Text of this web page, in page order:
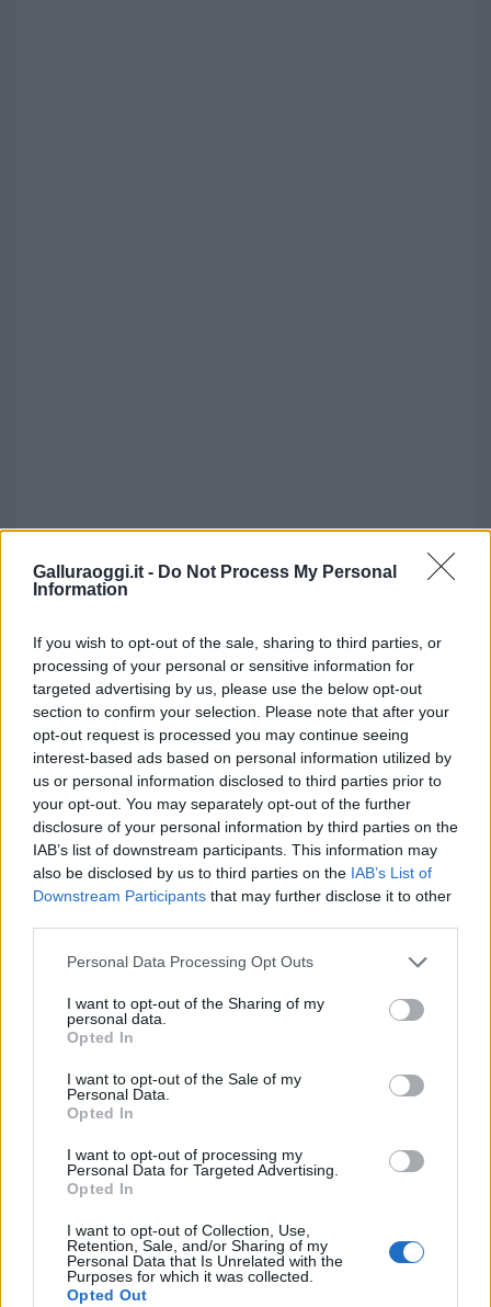
Galluraoggi.it - Do Not Process My Personal
Information
If you wish to opt-out of the sale, sharing to third parties, or
processing of your personal or sensitive information for
targeted advertising by us, please use the below opt-out
section to confirm your selection. Please note that after your
opt-out request is processed you may continue seeing
interest-based ads based on personal information utilized by
us or personal information disclosed to third parties prior to
your opt-out. You may separately opt-out of the further
disclosure of your personal information by third parties on the
IAB’s list of downstream participants. This information may
also be disclosed by us to third parties on the IAB’s List of
Downstream Participants that may further disclose it to other
Please note that this website/app uses one or more Google
not limited to your visit or usage behaviour. You may click to
grant or deny consent to Google and its third-party tags to
use your data for below specified purposes in below Google
consent section.
Personal Data Processing Opt Outs
I want to opt-out of the Sharing of my
personal data.
Opted In
I want to opt-out of the Sale of my
Personal Data.
Opted In
I want to opt-out of processing my
Personal Data for Targeted Advertising.
Opted In
I want to opt-out of Collection, Use,
Retention, Sale, and/or Sharing of my
Personal Data that Is Unrelated with the
Purposes for which it was collected.
Opted Out
Vuoi rimuovere le pubblicità nazionali?
Puoi abbonarti asoli € 1,10 al mese
cliccandoqui
Sei già abbonato?
sezione Logindal menù del sito o
cliccandoqui
TEMI: Andrea Tomei
Gabriele Dongu
Maurizio Spano
Olbia Rugby Passione Sportiva
Roberto Palomba
Rugby Giovanile
Inviaci le tue segnalazioni,
i tuoi video e le tue foto